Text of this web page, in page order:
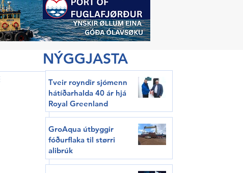
NÝGGJASTA
Tveir royndir sjómenn
hátíðarhalda 40 ár hjá
Royal Greenland
GroAqua útbyggir
fóðurflaka til størri
alibrúk